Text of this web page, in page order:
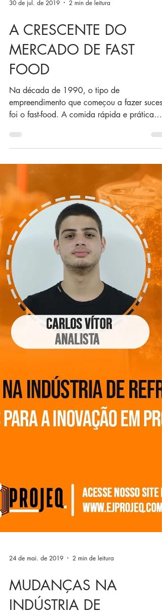
30 de jul. de 2019 2 min de leitura
A CRESCENTE DO
MERCADO DE FAST
FOOD
Na década de 1990, o tipo de
empreendimento que começou a fazer
foi o fast-food. A comida rápida e prática
chamou atenção das...